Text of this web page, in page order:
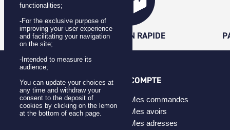
LIVRAISON RAPIDE
CATÉGORIES
Badges
Pins
COMPTE
Mes commandes
Mes avoirs
Mes adresses
functionalities;
-For the exclusive purpose of
improving your user experience
and facilitating your navigation
on the site;
-Intended to measure its
audience;
You can update your choices at
any time and withdraw your
consent to the deposit of
cookies by clicking on the lemon
at the bottom of each page.